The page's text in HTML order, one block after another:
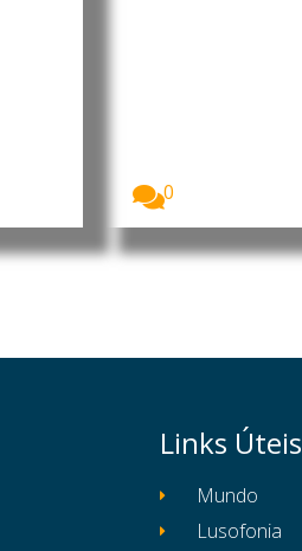
0
Links Úteis
Mundo
Lusofonia